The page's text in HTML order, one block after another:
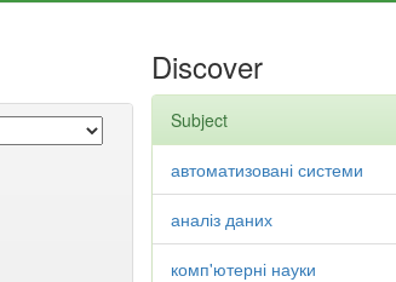
Discover
Subject
автоматизовані системи
аналіз даних
комп'ютерні науки